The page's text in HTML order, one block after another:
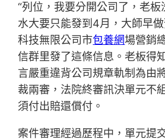
“列位，我要分開公司了，老
水大要只能發到4月，大師早
科技無限公司市包養網場營銷
信群里發了這條信息。老板得
言嚴重違背公司規章軌制為由
裁兩審，法院終審訊決單元不
須付出賠還償付。
案件審理經過歷程中，單元提